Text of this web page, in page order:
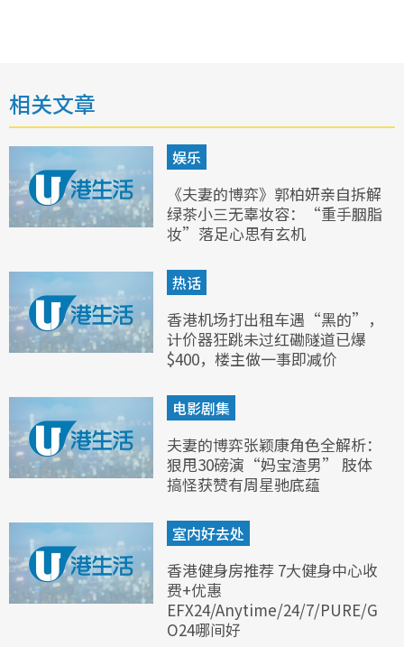
相关文章
娱乐
《夫妻的博弈》郭柏妍亲自拆解
绿茶小三无辜妆容：“重手胭脂
妆”落足心思有玄机
热话
香港机场打出租车遇“黑的”，
计价器狂跳未过红磡隧道已爆
$400，楼主做一事即减价
电影剧集
夫妻的博弈张颖康角色全解析：
狠甩30磅演“妈宝渣男” 肢体
搞怪获赞有周星驰底蕴
室内好去处
香港健身房推荐 7大健身中心收
费+优惠
EFX24/Anytime/24/7/PURE/G
O24哪间好